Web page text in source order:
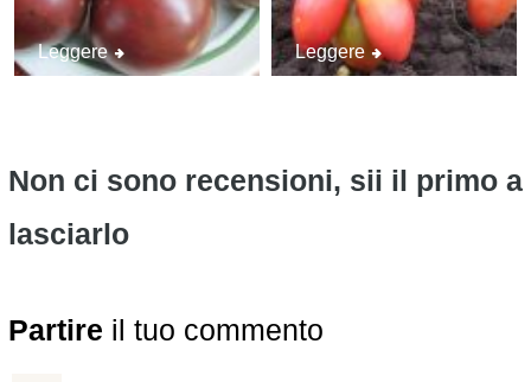
Leggere Leggere
Non ci sono recensioni, sii il primo a
lasciarlo
Partire il tuo commento